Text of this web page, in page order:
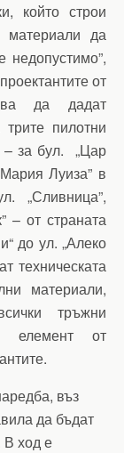
който строи
да
от
да дадат
пилотни
– за бул. „Цар
Луиза” в
„Сливница”,
– от страната
до ул. „Алеко
техническата
материали,
тръжни
елемент от
въз
да бъдат
В ход е